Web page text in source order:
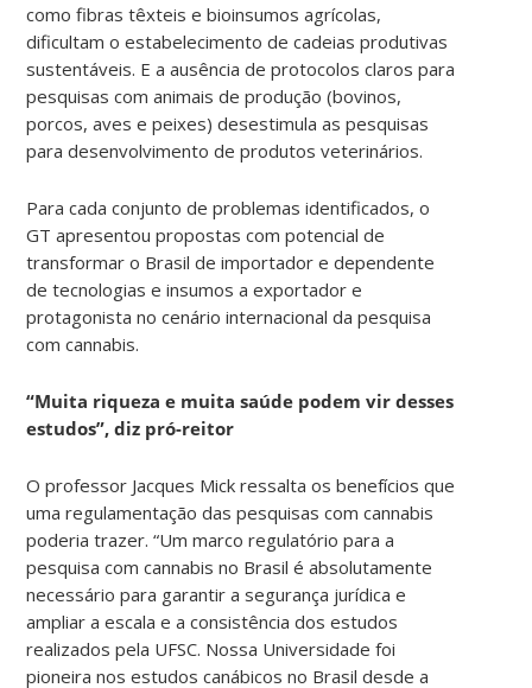
como fibras têxteis e bioinsumos agrícolas,
dificultam o estabelecimento de cadeias produtivas
sustentáveis. E a ausência de protocolos claros para
pesquisas com animais de produção (bovinos,
porcos, aves e peixes) desestimula as pesquisas
para desenvolvimento de produtos veterinários.
Para cada conjunto de problemas identificados, o
GT apresentou propostas com potencial de
transformar o Brasil de importador e dependente
de tecnologias e insumos a exportador e
protagonista no cenário internacional da pesquisa
com cannabis.
“Muita riqueza e muita saúde podem vir desses
estudos”, diz pró-reitor
O professor Jacques Mick ressalta os benefícios que
uma regulamentação das pesquisas com cannabis
poderia trazer. “Um marco regulatório para a
pesquisa com cannabis no Brasil é absolutamente
necessário para garantir a segurança jurídica e
ampliar a escala e a consistência dos estudos
realizados pela UFSC. Nossa Universidade foi
pioneira nos estudos canábicos no Brasil desde a